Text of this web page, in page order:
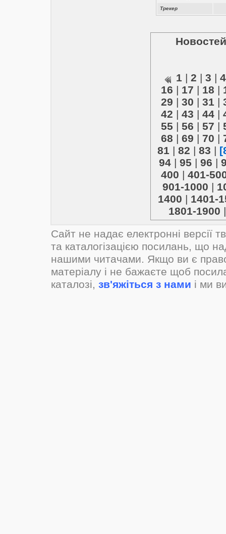
Трекер
1 | 2 | 3 | 4
16 | 17 | 18 |
29 | 30 | 31 |
42 | 43 | 44|
55 | 56 | 57 |
68 | 69 | 70 |
81 | 82 | 83 |
94 | 95 | 96 |
400 | 401-
901-1000 |
1400 | 1401-
1801-1900
Сайт не надає електронні версії
та каталогізацією посилань, що
нашими читачами. Якщо ви є
матеріалу і не бажаєте щоб
каталозі, зв'яжіться з нами і ми